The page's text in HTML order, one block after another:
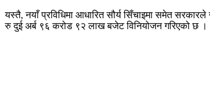
यस्तै, नयाँ प्रविधिमा आधारित सौर्य सिँचाइमा समेत
रु दुई अर्ब ९६ करोड ९२ लाख बजेट विनियोजन गरिएको छ ।